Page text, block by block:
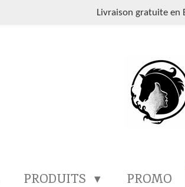
Livraison gratuite en
PRODUITS PROMO